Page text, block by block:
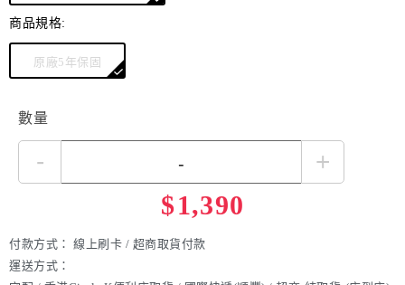
商品規格:
原廠5年保固
數量
- +
$1,390
付款方式： 線上刷卡 / 超商取貨付款
運送方式：